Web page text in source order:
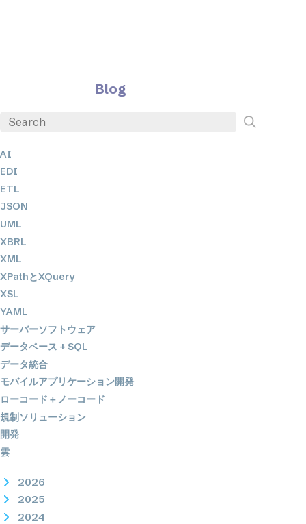
Blog
AI
EDI
ETL
JSON
UML
XBRL
XML
XPathとXQuery
XSL
YAML
サーバーソフトウェア
データベース + SQL
データ統合
モバイルアプリケーション開発
ローコード＋ノーコード
規制ソリューション
開発
雲
2026
2025
2024